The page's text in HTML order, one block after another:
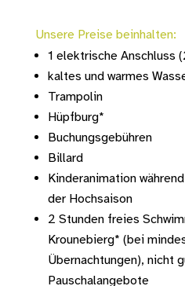
Unsere Preise beinhalten:
1 elektrische Anschluss
kaltes und warmes
Trampolin
Hüpfburg*
Buchungsgebühren
Billard
Kinderanimation
der Hochsaison
2 Stunden freies
Krounebierg* (bei
Übernachtungen), nicht
Pauschalangebote